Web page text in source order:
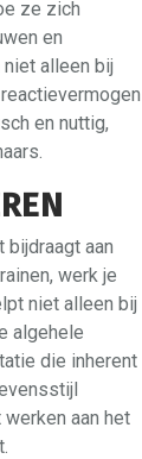
ze zich
en
alleen bij
en nuttig,
bijdraagt aan
werk je
niet alleen bij
algehele
die inherent
aan het